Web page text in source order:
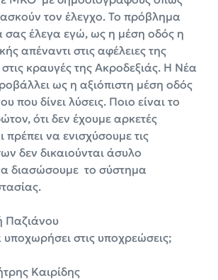
τον έλεγχο. Το πρόβλημα
σας έλεγα εγώ, ως η μέση οδός η
απέναντι στις αφέλειες της
κραυγές της Ακροδεξιάς. Η Νέα
ως η αξιόπιστη μέση οδός
που δίνει λύσεις. Ποιο είναι το
ότι δεν έχουμε αρκετές
πρέπει να ενισχύσουμε τις
δεν δικαιούνται άσυλο
διασώσουμε το σύστημα
Παζιάνου
υποχωρήσει στις υποχρεώσεις;
Καιρίδης